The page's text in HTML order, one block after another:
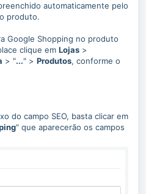
automaticamente pelo
produto.
Google Shopping no produto
clique em Lojas >
> "..." > Produtos, conforme o
do campo SEO, basta clicar em
" que aparecerão os campos